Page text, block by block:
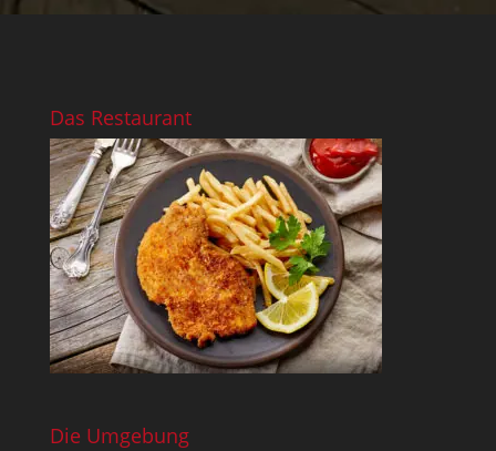
Das Restaurant
Die Umgebung